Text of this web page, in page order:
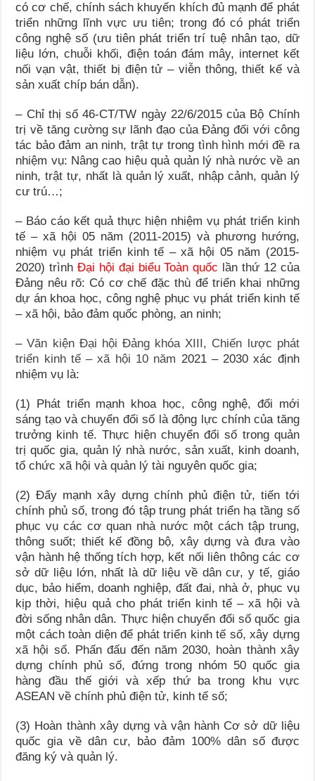
có cơ chế, chính sách khuyến khích đủ mạnh để phát
triển những lĩnh vực ưu tiên; trong đó có phát triển
công nghệ số (ưu tiên phát triển trí tuệ nhân tạo, dữ
liệu lớn, chuỗi khối, điện toán đám mây, internet kết
nối vạn vật, thiết bị điện tử – viễn thông, thiết kế và
sản xuất chíp bán dẫn).
– Chỉ thị số 46-CT/TW ngày 22/6/2015 của Bộ Chính
trị về tăng cường sự lãnh đạo của Đảng đối với công
tác bảo đảm an ninh, trật tự trong tình hình mới đề ra
nhiệm vụ: Nâng cao hiệu quả quản lý nhà nước về an
ninh, trật tự, nhất là quản lý xuất, nhập cảnh, quản lý
cư trú…;
– Báo cáo kết quả thực hiện nhiệm vụ phát triển kinh
tế – xã hội 05 năm (2011-2015) và phương hướng,
nhiệm vụ phát triển kinh tế – xã hội 05 năm (2015-
2020) trình Đại hội đại biểu Toàn quốc lần thứ 12 của
Đảng nêu rõ: Có cơ chế đặc thù để triển khai những
dự án khoa học, công nghệ phục vụ phát triển kinh tế
– xã hội, bảo đảm quốc phòng, an ninh;
–Văn kiện Đại hội Đảng khóa XIII, Chiến lược phát
triển kinh tế – xã hội 10 năm 2021 – 2030 xác định
nhiệm vụ là:
(1) Phát triển mạnh khoa học, công nghệ, đổi mới
sáng tạo và chuyển đổi số là động lực chính của tăng
trưởng kinh tế. Thực hiện chuyển đổi số trong quản
trị quốc gia, quản lý nhà nước, sản xuất, kinh doanh,
tổ chức xã hội và quản lý tài nguyên quốc gia;
(2) Đẩy mạnh xây dựng chính phủ điện tử, tiến tới
chính phủ số, trong đó tập trung phát triển hạ tầng số
phục vụ các cơ quan nhà nước một cách tập trung,
thông suốt; thiết kế đồng bộ, xây dựng và đưa vào
vận hành hệ thống tích hợp, kết nối liên thông các cơ
sở dữ liệu lớn, nhất là dữ liệu về dân cư, y tế, giáo
dục, bảo hiểm, doanh nghiệp, đất đai, nhà ở, phục vụ
kịp thời, hiệu quả cho phát triển kinh tế – xã hội và
đời sống nhân dân. Thực hiện chuyển đổi số quốc gia
một cách toàn diện để phát triển kinh tế số, xây dựng
xã hội số. Phấn đấu đến năm 2030, hoàn thành xây
dựng chính phủ số, đứng trong nhóm 50 quốc gia
hàng đầu thế giới và xếp thứ ba trong khu vực
ASEAN về chính phủ điện tử, kinh tế số;
(3) Hoàn thành xây dựng và vận hành Cơ sở dữ liệu
quốc gia về dân cư, bảo đảm 100% dân số được
đăng ký và quản lý.